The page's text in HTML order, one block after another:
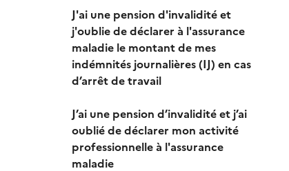
J'ai une pension d'invalidité et
j'oublie de déclarer à l'assurance
maladie le montant de mes
indémnités journalières (IJ) en cas
d’arrêt de travail
J’ai une pension d’invalidité et j’ai
oublié de déclarer mon activité
professionnelle à l'assurance
maladie